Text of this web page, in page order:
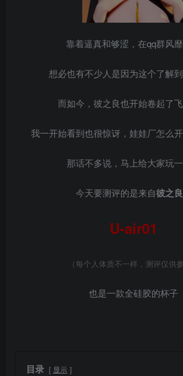
靠着逼真和够涩，在qq群风
想必也有不少人是因为这个了解
而如今，彼之良也开始卷起了飞
我一开始看到也很惊讶，娃娃厂怎么
那话不多说，马上给大家玩一
今天要测评的是来自彼之良
U-air01
（每个人体质不一样，测评仅供参
也是一款全硅胶的杯子
目录 显示